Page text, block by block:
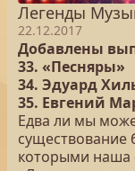
Легенды
22.12.2017
Добавлены
33. «Песняры»
34. Эдуард
35. Евгений
Едва ли мы
существование
которыми наша